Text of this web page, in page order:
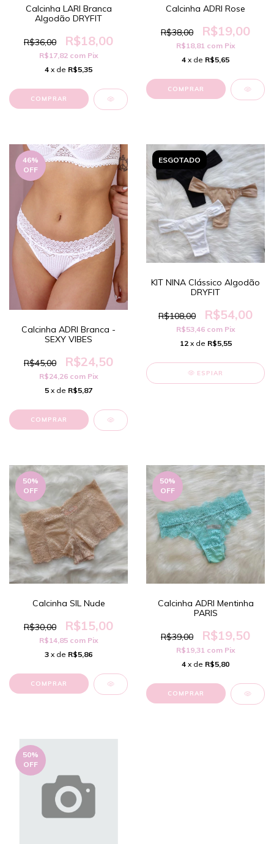
Calcinha LARI Branca
Algodão DRYFIT
R$36,00 R$18,00
R$17,82 com Pix
4 x de R$5,35
COMPRAR
Calcinha ADRI Rose
R$38,00 R$19,00
R$18,81 com Pix
4 x de R$5,65
COMPRAR
46%
OFF
Calcinha ADRI Branca -
SEXY VIBES
R$45,00 R$24,50
R$24,26 com Pix
5 x de R$5,87
COMPRAR
ESGOTADO
KIT NINA Clássico Algodão
DRYFIT
R$108,00 R$54,00
R$53,46 com Pix
12 x de R$5,55
ESPIAR
50%
OFF
Calcinha SIL Nude
R$30,00 R$15,00
R$14,85 com Pix
3 x de R$5,86
COMPRAR
50%
OFF
Calcinha ADRI Mentinha
PARIS
R$39,00 R$19,50
R$19,31 com Pix
4 x de R$5,80
COMPRAR
50%
OFF